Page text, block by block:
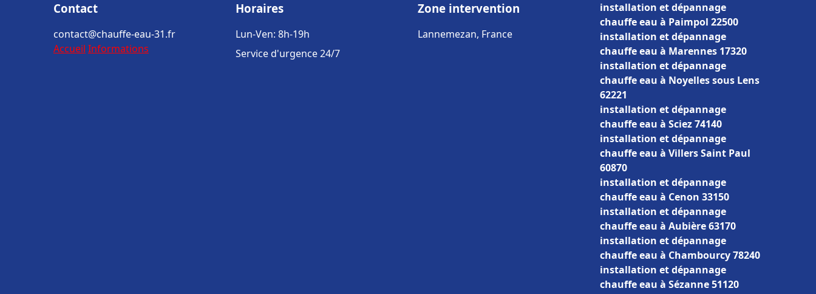
Contact
contact@chauffe-eau-31.fr
Accueil Informations
Horaires
Lun-Ven: 8h-19h
Service d'urgence 24/7
Zone intervention
Lannemezan, France
installation et dépannage
chauffe eau à Paimpol 22500
installation et dépannage
chauffe eau à Marennes 17320
installation et dépannage
chauffe eau à Noyelles sous Lens
62221
installation et dépannage
chauffe eau à Sciez 74140
installation et dépannage
chauffe eau à Villers Saint Paul
60870
installation et dépannage
chauffe eau à Cenon 33150
installation et dépannage
chauffe eau à Aubière 63170
installation et dépannage
chauffe eau à Chambourcy 78240
installation et dépannage
chauffe eau à Sézanne 51120